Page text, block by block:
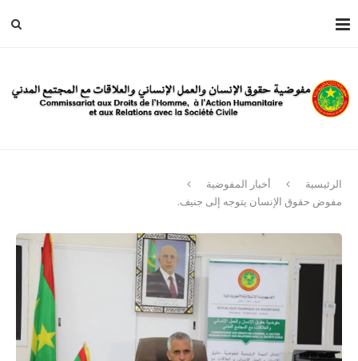
الرئيسية
أخبار المفوضية
مفوض حقوق الإنسان يتوجه إلى جنيف.